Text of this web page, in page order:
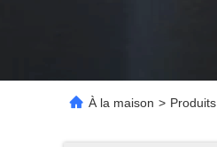
À la maison > Produits